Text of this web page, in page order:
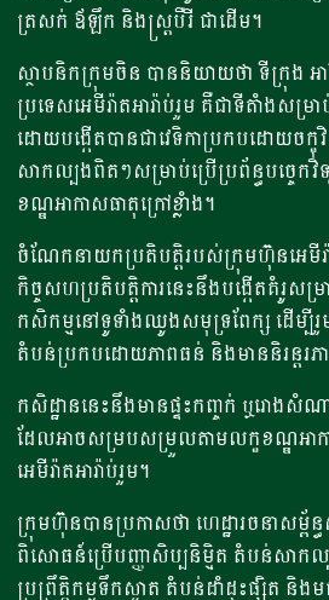
ត្រសក់ ឪឡឹក និងស្ត្របឺរី​ ជាដើម។
ស្ថាបនិកក្រុមចិន បាននិយាយថា ទីក្រុង អ
ប្រទេសអេមីរ៉ាតអារ៉ាប់រួម គឺជាទីតាំងសម្រា
ដោយបង្កើតបានជាវេទិកាប្រកបដោយចក្ខុ
សាកល្បងពិតៗសម្រាប់ប្រើប្រព័ន្ធបច្ចេកវិ
ខណ្ឌអាកាសធាតុក្រៅខ្លាំង។
ចំណែកនាយកប្រតិបត្តិរបស់ក្រុមហ៊ុនអេមីរ៉
កិច្ចសហប្រតិបត្តិការនេះនឹងបង្កើតគំរូសម្រ
កសិកម្មនៅទូទាំងឈូងសមុទ្រពែក្ស ដើម្បី
តំបន់ប្រកបដោយភាពធន់ និងមាននិរន្តរភ
កសិដ្ឋាននេះនឹងមានផ្ទះកញ្ចក់ ឬរោង
ដែលអាចសម្របសម្រួលតាមលក្ខខណ្ឌអាក
អេមីរ៉ាតអារ៉ាប់រួម។
ក្រុម​ហ៊ុន​បាន​ប្រកាស​ថា ហេដ្ឋារចនាសម្ព័ន្
ពិសោធន៍ប្រើបញ្ញាសិប្បនិម្មិត តំបន់​សាកល្ប
ប្រព្រឹត្តិកម្ម​ទឹកស្អាត តំបន់​ដាំដុះ​ផ្សិត​ និង​